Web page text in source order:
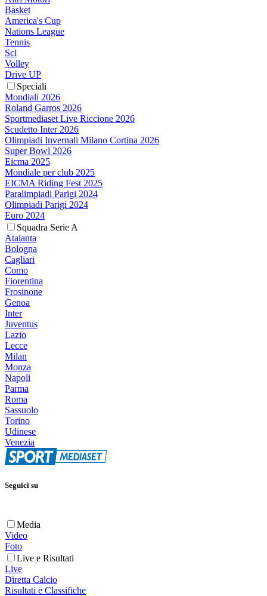
Basket
America's Cup
Nations League
Tennis
Sci
Volley
Drive UP
Speciali
Mondiali 2026
Roland Garros 2026
Sportmediaset Live Riccione 2026
Scudetto Inter 2026
Olimpiadi Invernali Milano Cortina 2026
Super Bowl 2026
Eicma 2025
Mondiale per club 2025
EICMA Riding Fest 2025
Paralimpiadi Parigi 2024
Olimpiadi Parigi 2024
Euro 2024
Squadra Serie A
Atalanta
Bologna
Cagliari
Como
Fiorentina
Frosinone
Genoa
Inter
Juventus
Lazio
Lecce
Milan
Monza
Napoli
Parma
Roma
Sassuolo
Torino
Udinese
Venezia
Seguici su
Media
Video
Foto
Live e Risultati
Live
Diretta Calcio
Risultati e Classifiche